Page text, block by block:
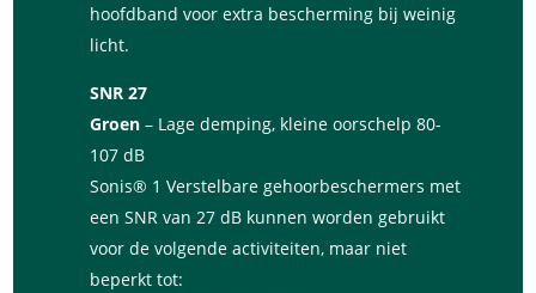
hoofdband voor extra bescherming bij weinig
licht.
SNR 27
Groen – Lage demping, kleine oorschelp 80-
107 dB
Sonis® 1 Verstelbare gehoorbeschermers met
een SNR van 27 dB kunnen worden gebruikt
voor de volgende activiteiten, maar niet
beperkt tot: